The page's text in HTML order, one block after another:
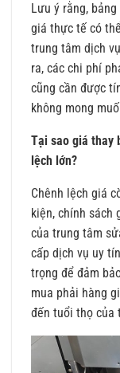
Lưu ý rằng,
giá thực tế có
trung tâm dịch
ra, các chi phí
cũng cần được
không mong
Tại sao giá thay
lệch lớn?
Chênh lệch giá
kiện, chính sách
của trung tâm
cấp dịch vụ uy
trọng để đảm
mua phải hàng
đến tuổi thọ của